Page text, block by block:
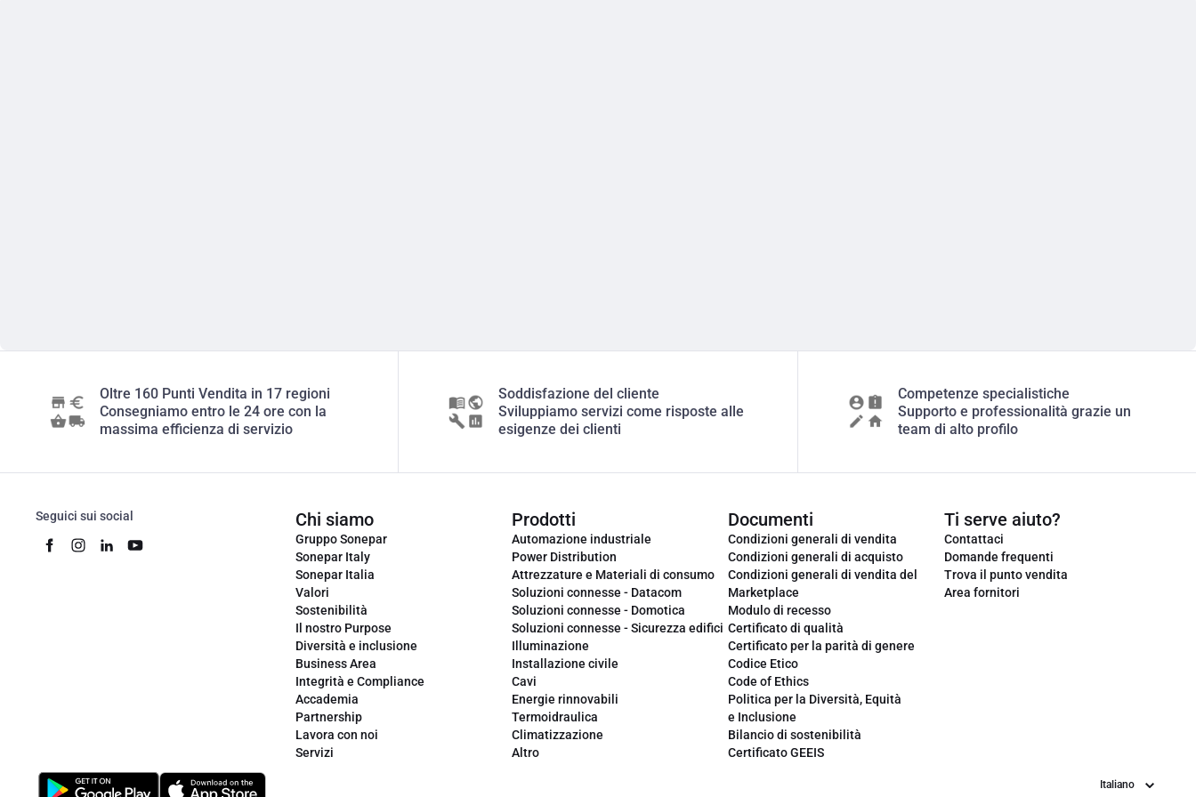
Oltre 160 Punti Vendita in 17 regioni
Consegniamo entro le 24 ore con la
massima efficienza di servizio
Soddisfazione del cliente
Sviluppiamo servizi come risposte alle
esigenze dei clienti
Competenze specialistiche
Supporto e professionalità grazie un
team di alto profilo
Seguici sui social Chi siamo
Gruppo Sonepar
Sonepar Italy
Sonepar Italia
Valori
Sostenibilità
Il nostro Purpose
Diversità e inclusione
Business Area
Integrità e Compliance
Accademia
Partnership
Lavora con noi
Servizi
Prodotti
Automazione industriale
Power Distribution
Attrezzature e Materiali di consumo
Soluzioni connesse - Datacom
Soluzioni connesse - Domotica
Soluzioni connesse - Sicurezza edifici
Illuminazione
Installazione civile
Cavi
Energie rinnovabili
Termoidraulica
Climatizzazione
Altro
Documenti
Condizioni generali di vendita
Condizioni generali di acquisto
Condizioni generali di vendita del
Marketplace
Modulo di recesso
Certificato di qualità
Certificato per la parità di genere
Codice Etico
Code of Ethics
Politica per la Diversità, Equità
e Inclusione
Bilancio di sostenibilità
Certificato GEEIS
Ti serve aiuto?
Contattaci
Domande frequenti
Trova il punto vendita
Area fornitori
Lingua